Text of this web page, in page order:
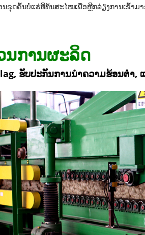
ຂຸດຄົ້ນບໍ່ແຮ່ທີ່ທັນສະໄໝເພື່ອຫຼີກລ່ຽງການເຂົ້າມ
ນການຜະລິດ
ຮັບປະກັນການນຳຄວາມຮ້ອນຕໍ່າ,